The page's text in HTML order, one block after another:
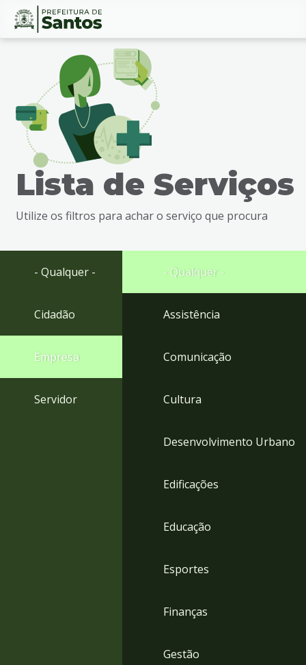
Ir
busca
Ir
Conteúdo
Lista de Serviços
Utilize os filtros para achar o serviço que procura
- Qualquer -
Cidadão
Empresa
Servidor
- Qualquer -
Assistência
Comunicação
Cultura
Desenvolvimento Urbano
Edificações
Educação
Esportes
Finanças
Gestão